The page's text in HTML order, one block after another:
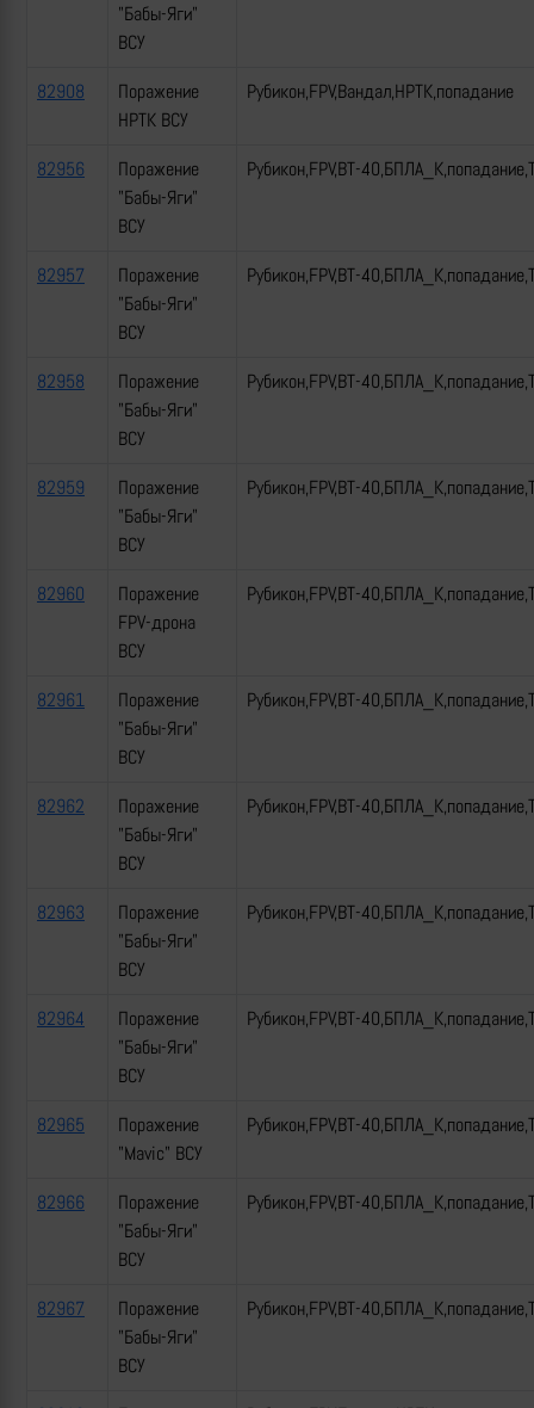
"Бабы-Яги"
ВСУ
82908
Поражение
НРТК ВСУ
Рубикон,FPV,Вандал,НРТК,попадание
82956
Поражение
"Бабы-Яги"
ВСУ
Рубикон,FPV,ВТ-
82957
Поражение
"Бабы-Яги"
ВСУ
Рубикон,FPV,ВТ-
82958
Поражение
"Бабы-Яги"
ВСУ
Рубикон,FPV,ВТ-
82959
Поражение
"Бабы-Яги"
ВСУ
Рубикон,FPV,ВТ-
82960
Поражение
FPV-дрона
ВСУ
Рубикон,FPV,ВТ-
82961
Поражение
"Бабы-Яги"
ВСУ
Рубикон,FPV,ВТ-
82962
Поражение
"Бабы-Яги"
ВСУ
Рубикон,FPV,ВТ-
82963
Поражение
"Бабы-Яги"
ВСУ
Рубикон,FPV,ВТ-
82964
Поражение
"Бабы-Яги"
ВСУ
Рубикон,FPV,ВТ-
82965
Поражение
"Mavic" ВСУ
Рубикон,FPV,ВТ-
82966
Поражение
"Бабы-Яги"
ВСУ
Рубикон,FPV,ВТ-
82967
Поражение
"Бабы-Яги"
ВСУ
Рубикон,FPV,ВТ-